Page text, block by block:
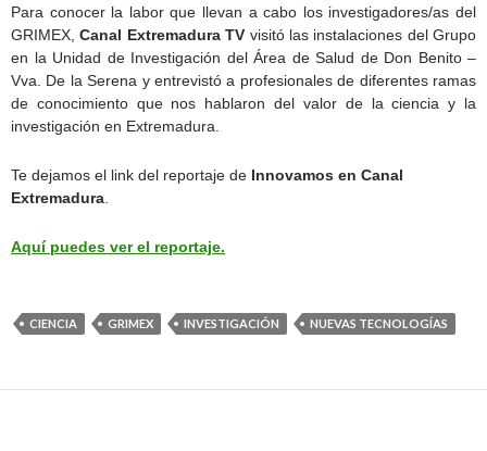
Para conocer la labor que llevan a cabo los investigadores/as del
GRIMEX,Canal Extremadura TV visitó las instalaciones del Grupo
en la Unidad de Investigación del Área de Salud de Don Benito –
Vva. De la Serena y entrevistó a profesionales de diferentes ramas
de conocimiento que nos hablaron del valor de la ciencia y la
investigación en Extremadura.
Te dejamos el link del reportaje de Innovamos en Canal
Extremadura.
Aquí puedes ver el reportaje.
CIENCIA GRIMEX INVESTIGACIÓN NUEVAS TECNOLOGÍAS